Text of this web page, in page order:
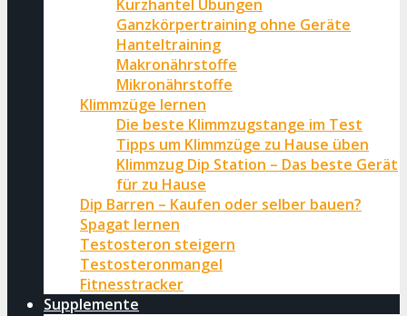
Kurzhantel Übungen
Ganzkörpertraining ohne Geräte
Hanteltraining
Makronährstoffe
Mikronährstoffe
Klimmzüge lernen
Die beste Klimmzugstange im Test
Tipps um Klimmzüge zu Hause üben
Klimmzug Dip Station – Das beste Gerät
für zu Hause
Dip Barren – Kaufen oder selber bauen?
Spagat lernen
Testosteron steigern
Testosteronmangel
Fitnesstracker
Supplemente